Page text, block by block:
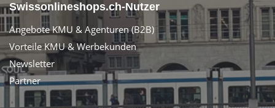
Swissonlineshops.ch-Nutzer
Angebote KMU & Agenturen (B2B)
Vorteile KMU & Werbekunden
Newsletter
Partner